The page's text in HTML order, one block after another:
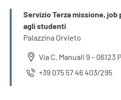
INFORMAZIONI
Servizio Terza missione,
agli studenti
Palazzina Orvieto
Via C. Manuali 9 – 06123
+39 075 57 46 403/295